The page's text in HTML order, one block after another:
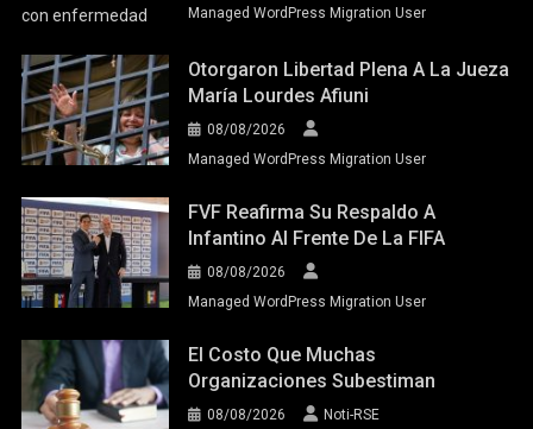
Managed WordPress Migration User
Otorgaron Libertad Plena A La Jueza
María Lourdes Afiuni
08/08/2026
Managed WordPress Migration User
FVF Reafirma Su Respaldo A
Infantino Al Frente De La FIFA
08/08/2026
Managed WordPress Migration User
El Costo Que Muchas
Organizaciones Subestiman
08/08/2026 Noti-RSE